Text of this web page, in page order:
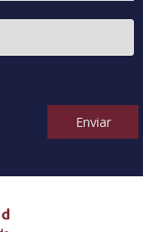
Enviar